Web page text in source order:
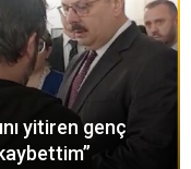
yitiren genç